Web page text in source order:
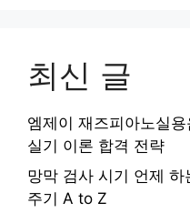
최신 글
엠제이 재즈피아노실
실기 이론 합격 전략
망막 검사 시기 언제
주기 A to Z